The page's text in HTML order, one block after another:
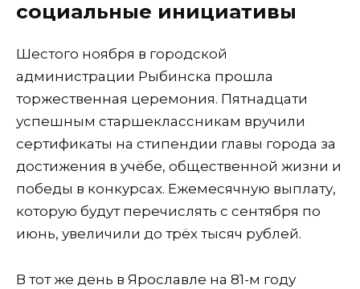
социальные инициативы
Шестого ноября в городской
администрации Рыбинска прошла
торжественная церемония. Пятнадцати
успешным старшеклассникам вручили
сертификаты на стипендии главы города за
достижения в учёбе, общественной жизни и
победы в конкурсах. Ежемесячную выплату,
которую будут перечислять с сентября по
июнь, увеличили до трёх тысяч рублей.
В тот же день в Ярославле на 81-м году